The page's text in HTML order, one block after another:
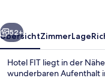
Weiter
52+
ÜbersichtZimmerLage
Hotel FIT liegt in der
wunderbaren Aufenthalt